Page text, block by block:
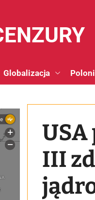
Globalizacja
III